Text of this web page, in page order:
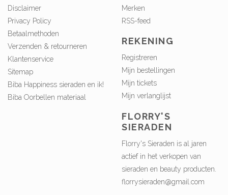
Disclaimer
Privacy Policy
Betaalmethoden
Verzenden & retourneren
Klantenservice
Sitemap
Biba Happiness sieraden en ik!
Biba Oorbellen materiaal
Merken
RSS-feed
REKENING
Registreren
Mijn bestellingen
Mijn tickets
Mijn verlanglijst
FLORRY'S
SIERADEN
Florry's Sieraden is al jaren
actief in het verkopen van
sieraden en beauty producten.
florrysieraden@gmail.com